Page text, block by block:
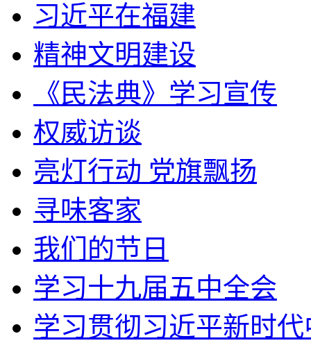
习近平在福建
精神文明建设
《民法典》学习宣传
权威访谈
亮灯行动 党旗飘扬
寻味客家
我们的节日
学习十九届五中全会
学习贯彻习近平新时